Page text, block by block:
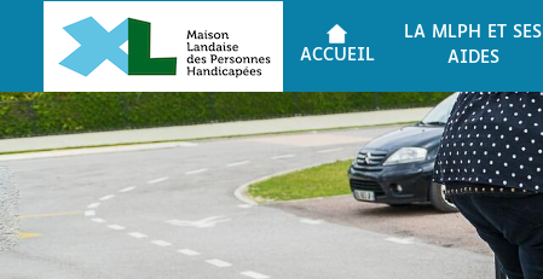
ACCUEIL
LA MLPH ET SES
AIDES